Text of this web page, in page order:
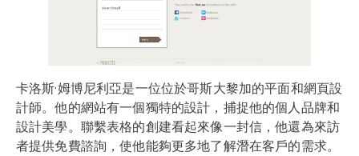
卡洛斯·姆博尼利亞是一位位於哥斯大黎加的平面和網頁設
計師。他的網站有一個獨特的設計，捕捉他的個人品牌和
設計美學。聯繫表格的創建看起來像一封信，他還為來訪
者提供免費諮詢，使他能夠更多地了解潛在客戶的需求。